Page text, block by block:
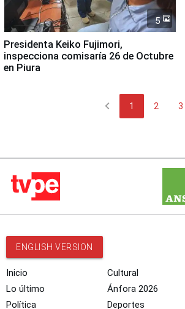
5
Presidenta Keiko Fujimori,
inspecciona comisaría 26 de Octubre
en Piura
chevron_left 1 2 3
ENGLISH VERSION
Inicio
Lo último
Política
Cultural
Ánfora 2026
Deportes